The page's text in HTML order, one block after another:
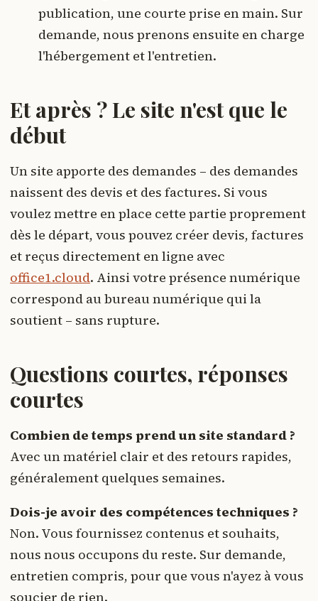
publication, une courte prise en main. Sur
demande, nous prenons ensuite en charge
l'hébergement et l'entretien.
Et après ? Le site n'est que le
début
Un site apporte des demandes – des demandes
naissent des devis et des factures. Si vous
voulez mettre en place cette partie proprement
dès le départ, vous pouvez créer devis, factures
et reçus directement en ligne avec
office1.cloud. Ainsi votre présence numérique
correspond au bureau numérique qui la
soutient – sans rupture.
Questions courtes, réponses
courtes
Combien de temps prend un site standard ?
Avec un matériel clair et des retours rapides,
généralement quelques semaines.
Dois-je avoir des compétences techniques ?
Non. Vous fournissez contenus et souhaits,
nous nous occupons du reste. Sur demande,
entretien compris, pour que vous n'ayez à vous
soucier de rien.